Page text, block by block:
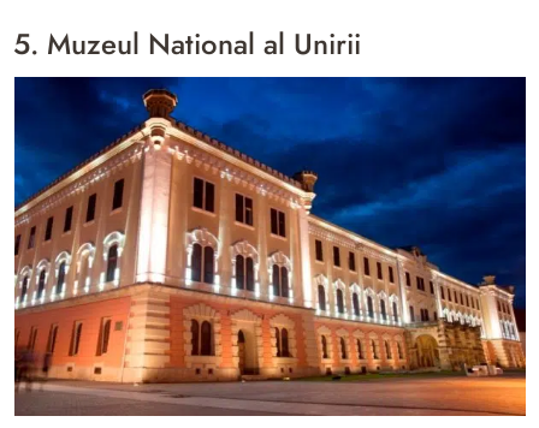
5. Muzeul National al Unirii